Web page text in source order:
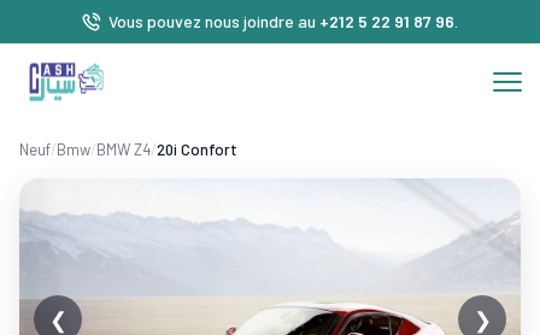
Vous pouvez nous joindre au +212 5 22 91 87 96
Neuf/Bmw/BMW Z4/20i Confort
❮ ❯